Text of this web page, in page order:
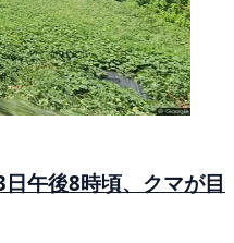
午後8時頃、クマが目